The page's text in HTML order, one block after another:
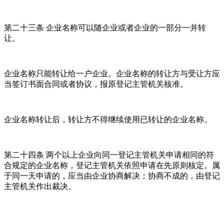
第二十三条 企业名称可以随企业或者企业的一部分一并转
让。
企业名称只能转让给一户企业。企业名称的转让方与受让方应
当签订书面合同或者协议，报原登记主管机关核准。
企业名称转让后，转让方不得继续使用已转让的企业名称。
第二十四条 两个以上企业向同一登记主管机关申请相同的符
合规定的企业名称，登记主管机关依照申请在先原则核定。属
于同一天申请的，应当由企业协商解决；协商不成的，由登记
主管机关作出裁决。